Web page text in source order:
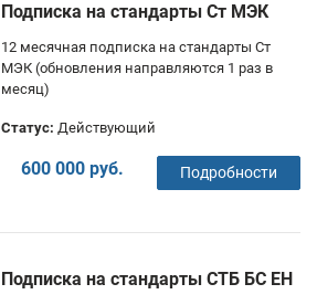
Подписка на стандарты Ст МЭК
12 месячная подписка на стандарты Ст
МЭК (обновления направляются 1 раз в
месяц)
Статус: Действующий
600 000 руб. Подробности
Подписка на стандарты СТБ БС ЕН